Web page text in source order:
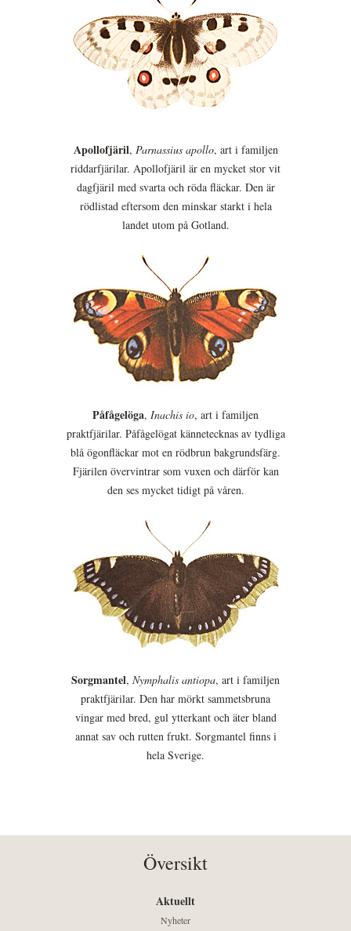
Apollofjäril, Parnassius apollo, art i familjen
riddarfjärilar. Apollofjäril är en mycket stor vit
dagfjäril med svarta och röda fläckar. Den är
rödlistad eftersom den minskar starkt i hela
landet utom på Gotland.
Påfågelöga, Inachis io, art i familjen
praktfjärilar. Påfågelögat kännetecknas av tydliga
blå ögonfläckar mot en rödbrun bakgrundsfärg.
Fjärilen övervintrar som vuxen och därför kan
den ses mycket tidigt på våren.
Sorgmantel, Nymphalis antiopa, art i familjen
praktfjärilar. Den har mörkt sammetsbruna
vingar med bred, gul ytterkant och äter bland
annat sav och rutten frukt. Sorgmantel finns i
hela Sverige.
Översikt
Aktuellt
Nyheter